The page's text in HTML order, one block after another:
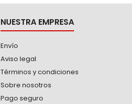
NUESTRA EMPRESA
Envío
Aviso legal
Términos y condiciones
Sobre nosotros
Pago seguro